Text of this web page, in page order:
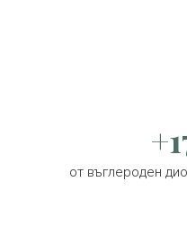
от въглероден